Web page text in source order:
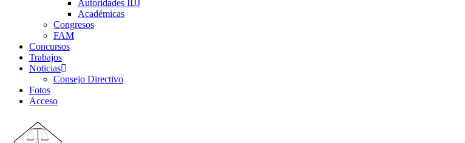
Autoridades IIJJ
Académicas
Congresos
FAM
Concursos
Trabajos
Noticias
Consejo Directivo
Fotos
Acceso